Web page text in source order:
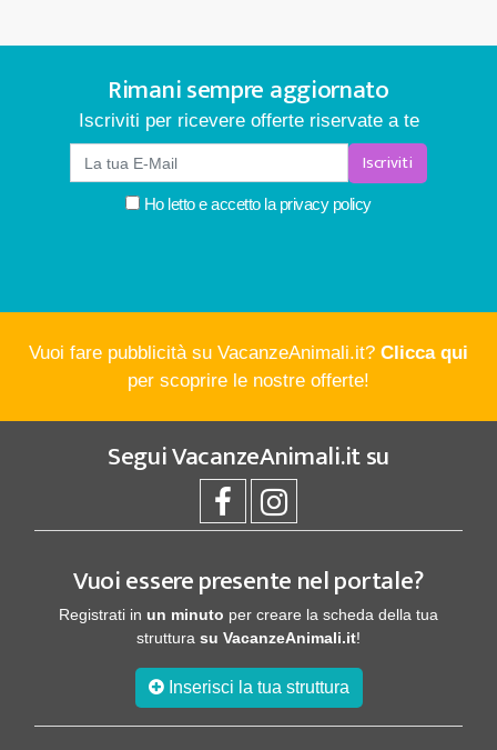
Rimani sempre aggiornato
Iscriviti per ricevere offerte riservate a te
Iscriviti
Ho letto e accetto la privacy policy
Vuoi fare pubblicità su VacanzeAnimali.it? Clicca qui
per scoprire le nostre offerte!
SeguiVacanzeAnimali.itsu
Vuoi essere presente nel portale?
Registrati in un minuto per creare la scheda della tua
struttura su VacanzeAnimali.it!
Inserisci la tua struttura